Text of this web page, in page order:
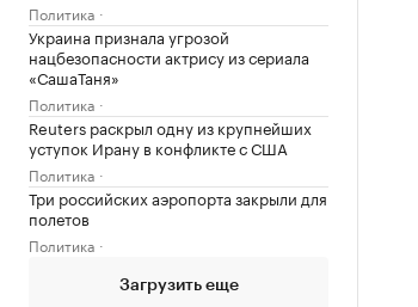
Политика
Украина признала угрозой
нацбезопасности актрису из сериала
«СашаТаня»
Политика
Reuters раскрыл одну из крупнейших
уступок Ирану в конфликте с США
Политика
Три российских аэропорта закрыли для
полетов
Политика
Загрузить еще